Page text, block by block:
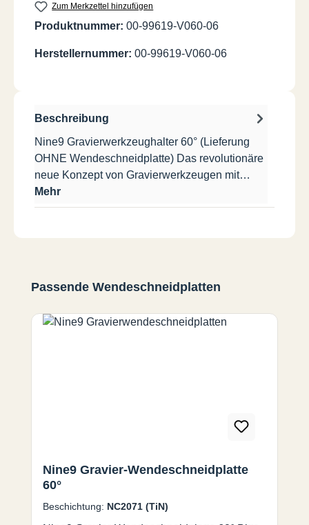
Zum Merkzettel hinzufügen
Produktnummer: 00-99619-V060-06
Herstellernummer: 00-99619-V060-06
Beschreibung
Nine9 Gravierwerkzeughalter 60° (Lieferung
OHNE Wendeschneidplatte) Das revolutionäre
neue Konzept von Gravierwerkzeugen mit…
Mehr
Produktgalerie überspringen
Passende Wendeschneidplatten
Nine9 Gravier-Wendeschneidplatte
60°
Beschichtung: NC2071 (TiN)